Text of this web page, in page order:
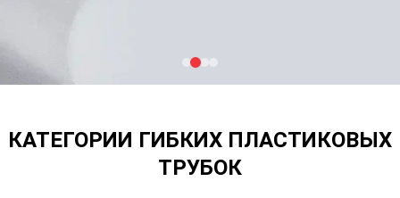
КАТЕГОРИИ ГИБКИХ ПЛАСТИКОВЫХ
ТРУБОК